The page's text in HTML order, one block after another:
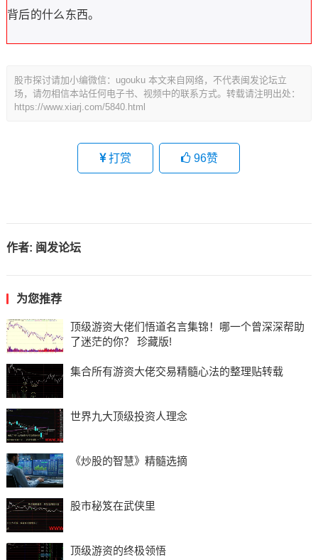
背后的什么东西。
股市探讨请加小编微信：ugouku 本文来自网络，不代表闽发论坛立
场，请勿相信本站任何电子书、视频中的联系方式。转载请注明出处：
https://www.xiarj.com/5840.html
打赏 96赞
作者: 闽发论坛
为您推荐
顶级游资大佬们悟道名言集锦！哪一个曾深深帮助
了迷茫的你？ 珍藏版!
集合所有游资大佬交易精髓心法的整理贴转载
世界九大顶级投资人理念
《炒股的智慧》精髓选摘
股市秘笈在武侠里
顶级游资的终极领悟